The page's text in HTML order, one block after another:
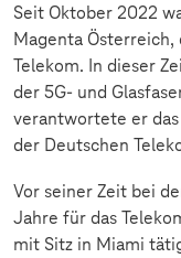
Seit Oktober 2022
Magenta
Telekom. In dieser
der 5G- und
verantwortete er
der Deutschen
Vor seiner Zeit bei
Jahre für das
mit Sitz in Miami